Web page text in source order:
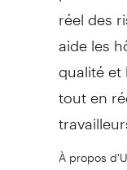
réel des
aide les
qualité
tout en
À propos